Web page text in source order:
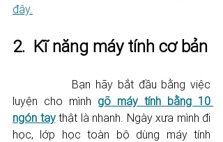
đây.
2.  Kĩ năng máy tính cơ bản
luyện cho mình gõ máy tính bằng 10
ngón tay thật là nhanh. Ngày xưa mình đi
học, lớp học toàn bộ dùng máy tính